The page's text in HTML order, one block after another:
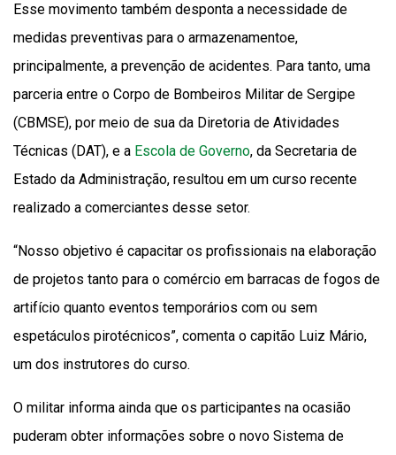
Esse movimento também desponta a necessidade de
medidas preventivas para o armazenamentoe,
principalmente, a prevenção de acidentes. Para tanto, uma
parceria entre o Corpo de Bombeiros Militar de Sergipe
(CBMSE), por meio de sua da Diretoria de Atividades
Técnicas (DAT), e a Escola de Governo, da Secretaria de
Estado da Administração, resultou em um curso recente
realizado a comerciantes desse setor.
“Nosso objetivo é capacitar os profissionais na elaboração
de projetos tanto para o comércio em barracas de fogos de
artifício quanto eventos temporários com ou sem
espetáculos pirotécnicos”, comenta o capitão Luiz Mário,
um dos instrutores do curso.
O militar informa ainda que os participantes na ocasião
puderam obter informações sobre o novo Sistema de